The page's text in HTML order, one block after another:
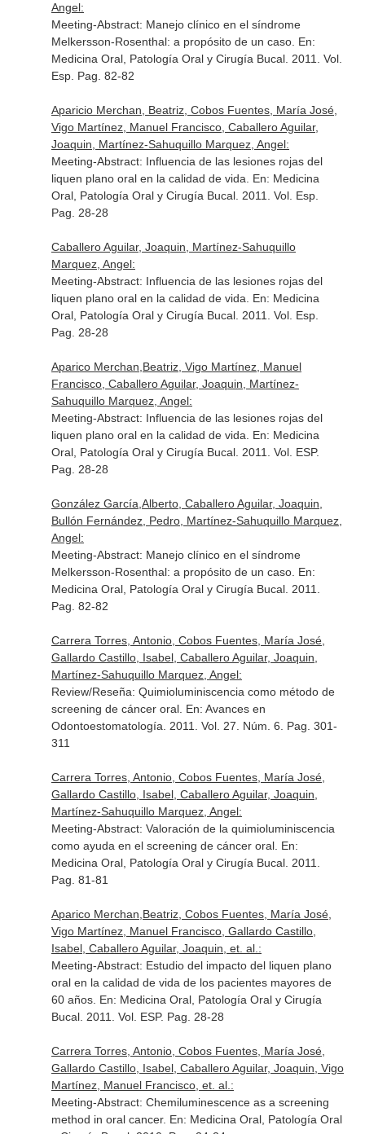
Angel:
Meeting-Abstract: Manejo clínico en el síndrome
Melkersson-Rosenthal: a propósito de un caso. En:
Medicina Oral, Patología Oral y Cirugía Bucal. 2011. Vol.
Esp. Pag. 82-82
Aparicio Merchan, Beatriz, Cobos Fuentes, María José,
Vigo Martínez, Manuel Francisco, Caballero Aguilar,
Joaquin, Martínez-Sahuquillo Marquez, Angel:
Meeting-Abstract: Influencia de las lesiones rojas del
liquen plano oral en la calidad de vida. En: Medicina
Oral, Patología Oral y Cirugía Bucal. 2011. Vol. Esp.
Pag. 28-28
Caballero Aguilar, Joaquin, Martínez-Sahuquillo
Marquez, Angel:
Meeting-Abstract: Influencia de las lesiones rojas del
liquen plano oral en la calidad de vida. En: Medicina
Oral, Patología Oral y Cirugía Bucal. 2011. Vol. Esp.
Pag. 28-28
Aparico Merchan,Beatriz, Vigo Martínez, Manuel
Francisco, Caballero Aguilar, Joaquin, Martínez-
Sahuquillo Marquez, Angel:
Meeting-Abstract: Influencia de las lesiones rojas del
liquen plano oral en la calidad de vida. En: Medicina
Oral, Patología Oral y Cirugía Bucal. 2011. Vol. ESP.
Pag. 28-28
González García,Alberto, Caballero Aguilar, Joaquin,
Bullón Fernández, Pedro, Martínez-Sahuquillo Marquez,
Angel:
Meeting-Abstract: Manejo clínico en el síndrome
Melkersson-Rosenthal: a propósito de un caso. En:
Medicina Oral, Patología Oral y Cirugía Bucal. 2011.
Pag. 82-82
Carrera Torres, Antonio, Cobos Fuentes, María José,
Gallardo Castillo, Isabel, Caballero Aguilar, Joaquin,
Martínez-Sahuquillo Marquez, Angel:
Review/Reseña: Quimioluminiscencia como método de
screening de cáncer oral. En: Avances en
Odontoestomatología . 2011. Vol. 27. Núm. 6. Pag. 301-
311
Carrera Torres, Antonio, Cobos Fuentes, María José,
Gallardo Castillo, Isabel, Caballero Aguilar, Joaquin,
Martínez-Sahuquillo Marquez, Angel:
Meeting-Abstract: Valoración de la quimioluminiscencia
como ayuda en el screening de cáncer oral. En:
Medicina Oral, Patología Oral y Cirugía Bucal. 2011.
Pag. 81-81
Aparico Merchan,Beatriz, Cobos Fuentes, María José,
Vigo Martínez, Manuel Francisco, Gallardo Castillo,
Isabel, Caballero Aguilar, Joaquin, et. al.:
Meeting-Abstract: Estudio del impacto del liquen plano
oral en la calidad de vida de los pacientes mayores de
60 años. En: Medicina Oral, Patología Oral y Cirugía
Bucal. 2011. Vol. ESP. Pag. 28-28
Carrera Torres, Antonio, Cobos Fuentes, María José,
Gallardo Castillo, Isabel, Caballero Aguilar, Joaquin, Vigo
Martínez, Manuel Francisco, et. al.:
Meeting-Abstract: Chemiluminescence as a screening
method in oral cancer. En: Medicina Oral, Patología Oral